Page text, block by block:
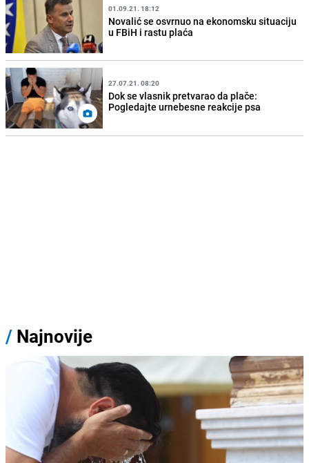
01.09.21. 18:12
Novalić se osvrnuo na ekonomsku situaciju
u FBiH i rastu plaća
27.07.21. 08:20
Dok se vlasnik pretvarao da plače:
Pogledajte urnebesne reakcije psa
/ Najnovije